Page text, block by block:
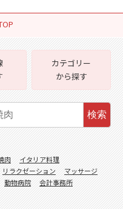
カテゴリー
から探す
検索
肉
イタリア料理
リラクゼーション
マッサージ
動物病院
会計事務所